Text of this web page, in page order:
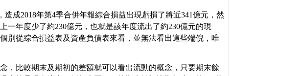
造成2018年第4季合併年報綜合損益出現虧損了將近341億元，然
一年度少了約230億元，也就是該年度流出了約230億元的現
別從綜合損益表及資產負債表來看，並無法看出這些端倪，唯
，比較期末及期初的差額就可以看出流動的概念，只要期末餘